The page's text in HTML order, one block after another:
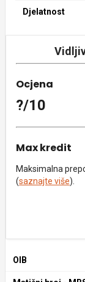
Djelatnost
Ocjena
?/10
Max kredit
Maksimalna
(saznajte više).
OIB